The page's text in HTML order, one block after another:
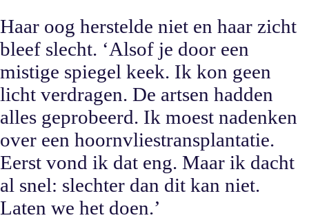
Haar oog herstelde niet en haar zicht
bleef slecht. ‘Alsof je door een
mistige spiegel keek. Ik kon geen
licht verdragen. De artsen hadden
alles geprobeerd. Ik moest nadenken
over een hoornvliestransplantatie.
Eerst vond ik dat eng. Maar ik dacht
al snel: slechter dan dit kan niet.
Laten we het doen.’